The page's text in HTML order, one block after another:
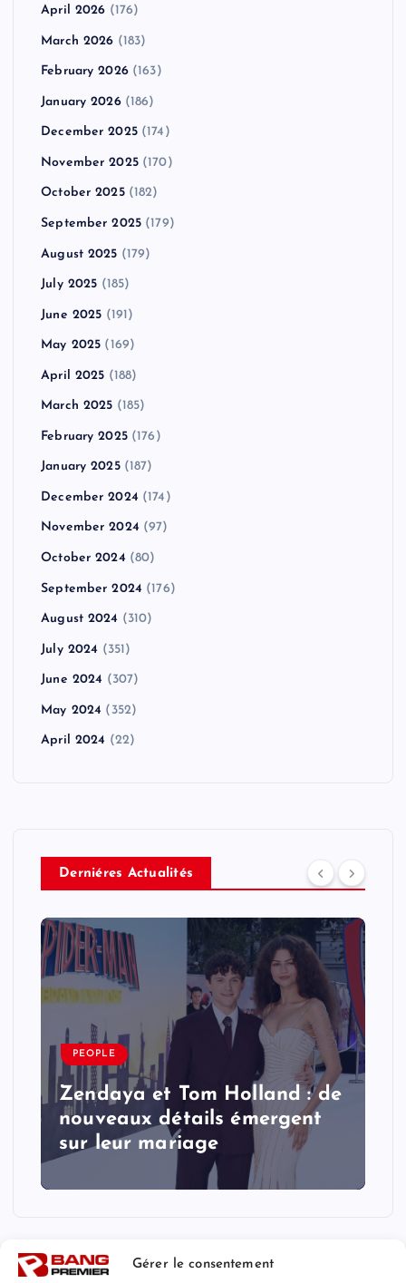
Gérer le consentement
April 2026 (176)
March 2026 (183)
February 2026(163)
January 2026(186)
December 2025(174)
November 2025(170)
October 2025(182)
September 2025 (179)
August 2025 (179)
July 2025 (185)
June 2025 (191)
May 2025 (169)
April 2025 (188)
March 2025 (185)
February 2025(176)
January 2025(187)
December 2024 (174)
November 2024 (97)
October 2024 (80)
September 2024 (176)
August 2024 (310)
July 2024 (351)
June 2024 (307)
May 2024 (352)
April 2024 (22)
Derniéres Actualités
PEOPLE
Zendaya et Tom Holland : de
nouveaux détails émergent
sur leur mariage